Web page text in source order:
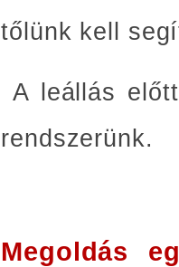
tőlünk kell
A leállás
rendszerünk.
Megoldás